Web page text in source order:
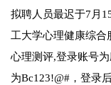
拟聘人员最迟于7月
工大学心理健康综合
心理测评,登录账号
为Bc123!@#，登录